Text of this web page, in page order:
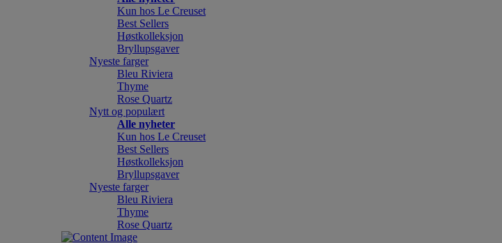
Kun hos Le Creuset
Best Sellers
Høstkolleksjon
Bryllupsgaver
Nyeste farger
Bleu Riviera
Thyme
Rose Quartz
Nytt og populært
Alle nyheter
Kun hos Le Creuset
Best Sellers
Høstkolleksjon
Bryllupsgaver
Nyeste farger
Bleu Riviera
Thyme
Rose Quartz